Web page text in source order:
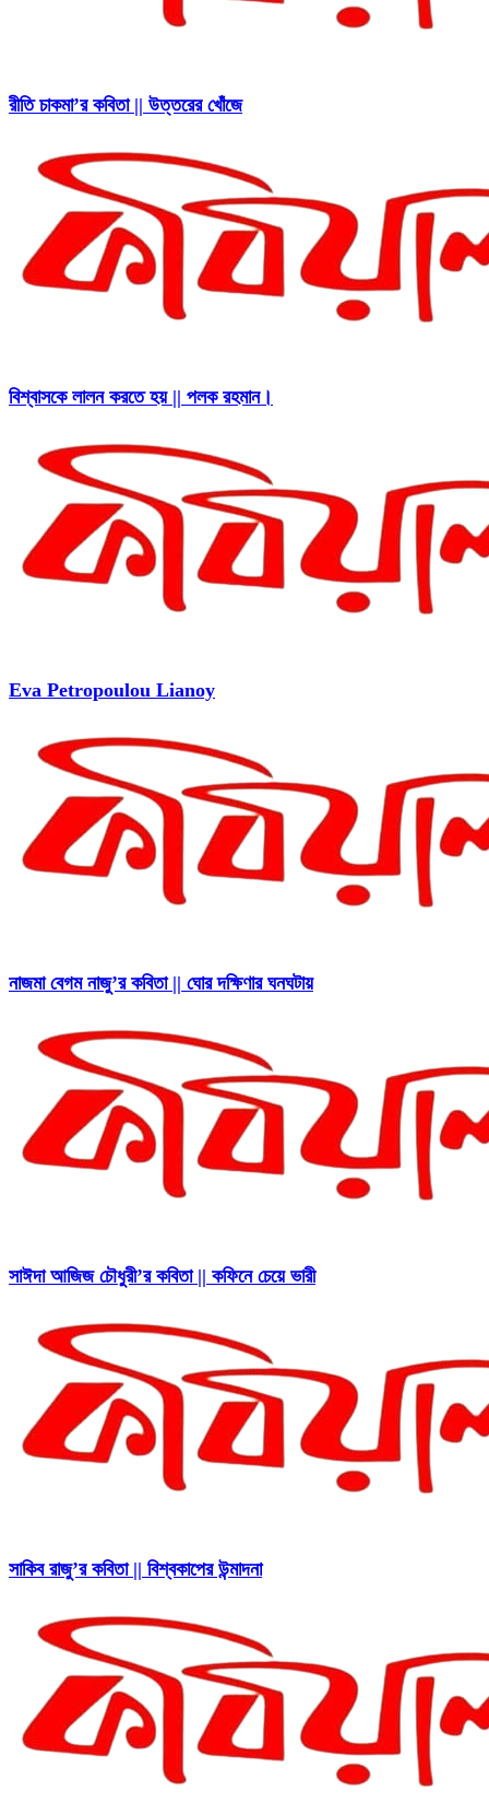
রীতি চাকমা’র কবিতা || উত্তরের খোঁজে
বিশ্বাসকে লালন করতে হয় || পলক রহমান।
Eva Petropoulou Lianoy
নাজমা বেগম নাজু’র কবিতা || ঘোর দক্ষিণার ঘনঘটায়
সাঈদা আজিজ চৌধুরী’র কবিতা || কফিনে চেয়ে ভারী
সাকিব রাজু’র কবিতা || বিশ্বকাপের উন্মাদনা